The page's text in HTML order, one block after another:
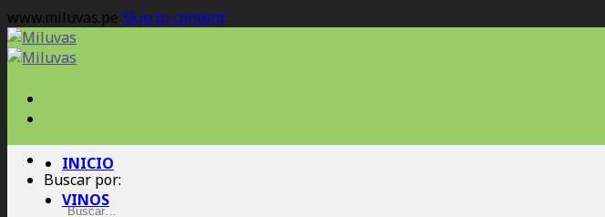
www.miluvas.pe Skip to content
Buscar por:
INICIO
VINOS